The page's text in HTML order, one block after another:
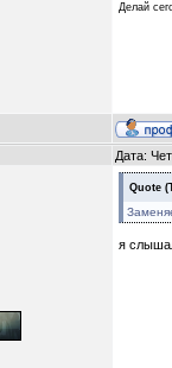
Делай
Дата:
Quote (
я